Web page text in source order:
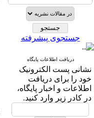
جستجوی پیشرفته
دریافت اطلاعات پایگاه
نشانی پست الکترونیک
خود را برای دریافت
اطلاعات و اخبار پایگاه،
در کادر زیر وارد کنید.